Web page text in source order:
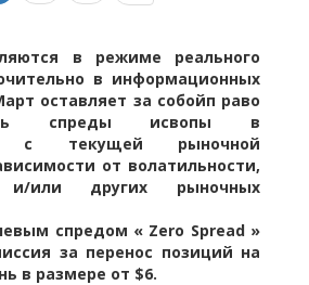
в режиме реального
в информационных
оставляет за собойп раво
спреды исвопы в
с текущей рыночной
от волатильности,
и/или других рыночных
спредом « Zero Spread »
за перенос позиций на
в размере от $6.